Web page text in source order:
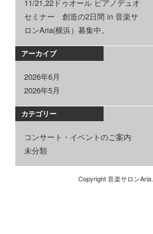
11/21,22ドゥオール ピアノデュオ
セミナー 創造の2日間 in 音楽サ
ロンAria(横浜）募集中。
アーカイブ
2026年6月
2026年5月
カテゴリー
コンサート・イベントのご案内
未分類
Copyright 音楽サロンAria.